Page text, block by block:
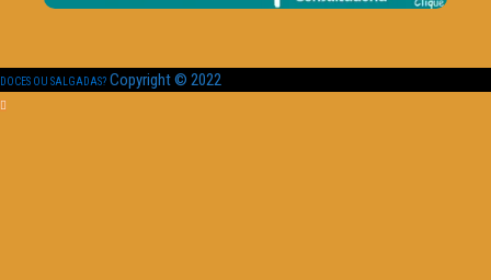
DOCES OU SALGADAS? Copyright © 2022